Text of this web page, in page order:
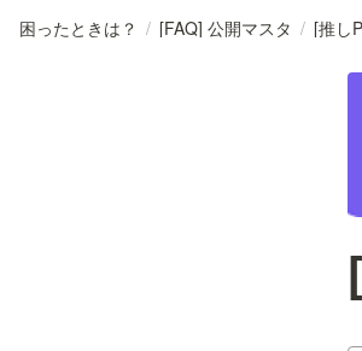
困ったときは？ / [FAQ] 公開マスタ / [推し